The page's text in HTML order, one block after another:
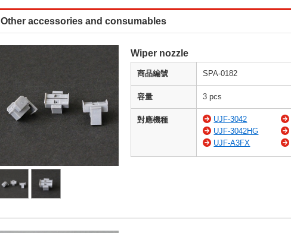
Other accessories and consumables
Wiper nozzle
商品編號 SPA-0182
容量 3 pcs
對應機種 UJF-3042
UJF-3042HG
UJF-A3FX